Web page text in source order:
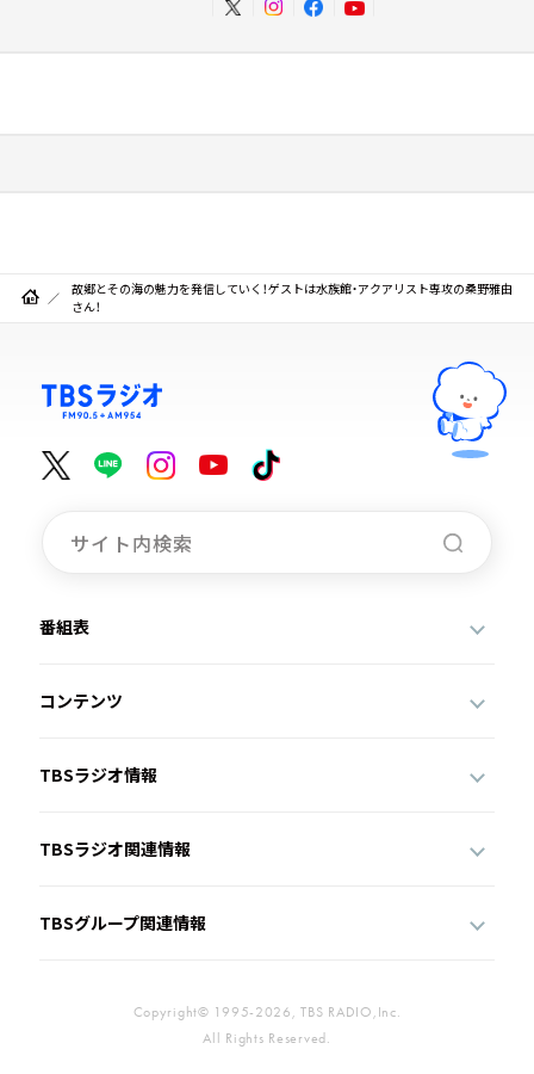
故郷とその海の魅力を発信していく！ゲストは水族館・アクアリスト専攻の桑野雅由
さん！
番組表
コンテンツ
TBSラジオ情報
TBSラジオ関連情報
TBSグループ関連情報
Copyright© 1995-2026, TBS RADIO,Inc.
All Rights Reserved.